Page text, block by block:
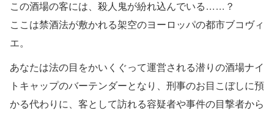
この酒場の客には、殺人鬼が紛れ込んでいる……？
ここは禁酒法が敷かれる架空のヨーロッパの都市ブコヴィ
エ。
あなたは法の目をかいくぐって運営される潜りの酒場ナイ
トキャップのバーテンダーとなり、刑事のお目こぼしに預
かる代わりに、客として訪れる容疑者や事件の目撃者から